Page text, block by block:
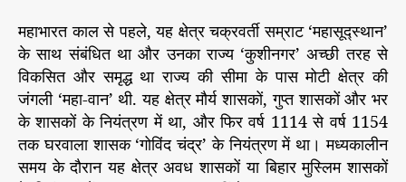
महाभारत काल से पहले, यह क्षेत्र चक्रवर्ती सम्राट ‘महासूद्स्थान’
के साथ संबंधित था और उनका राज्य ‘कुशीनगर’ अच्छी तरह से
विकसित और समृद्ध था राज्य की सीमा के पास मोटी क्षेत्र की
जंगली ‘महा-वान’ थी. यह क्षेत्र मौर्य शासकों, गुप्त शासकों और भर
के शासकों के नियंत्रण में था, और फिर वर्ष 1114 से वर्ष 1154
तक घरवाला शासक ‘गोविंद चंद्र’ के नियंत्रण में था। मध्यकालीन
समय के दौरान यह क्षेत्र अवध शासकों या बिहार मुस्लिम शासकों